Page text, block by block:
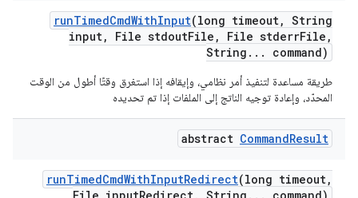
runTimedCmdWithInput(long timeout, String
input, File stdoutFile , File stderrFile ,
String . . . command)
طريقة مساعدة لتنفيذ أمر نظامي، وإيقافه إذا استغرق وقتًا أطول من الوقت
المحدّد، وإعادة توجيه الناتج إلى الملفات إذا تم تحديده
abstract CommandResult
runTimedCmdWithInputRedirect(long timeout,